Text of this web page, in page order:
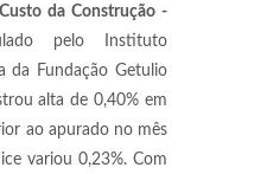
da Construção -
pelo Instituto
da Fundação Getulio
alta de 0,40% em
ao apurado no mês
variou 0,23%. Com